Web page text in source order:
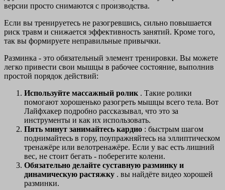
версии просто снимаются с производства.
Если вы тренируетесь не разогревшись, сильно повышается
риск травм и снижается эффективность занятий. Кроме того,
так вы формируете неправильные привычки.
Разминка - это обязательный элемент тренировки. Вы можете
легко привести свои мышцы в рабочее состояние, выполнив
простой порядок действий:
Используйте массажный ролик . Такие ролики
помогают хорошенько разогреть мышцы всего тела. Вот
Лайфхакер подробно рассказывал, что это за
инструменты и как их использовать.
Пять минут занимайтесь кардио : быстрым шагом
поднимайтесь в гору, поупражняйтесь на эллиптическом
тренажёре или велотренажёре. Если у вас есть лишний
вес, не стоит бегать - поберегите колени.
Обязательно делайте суставную разминку и
динамическую растяжку . вы найдёте видео хорошей
разминки.